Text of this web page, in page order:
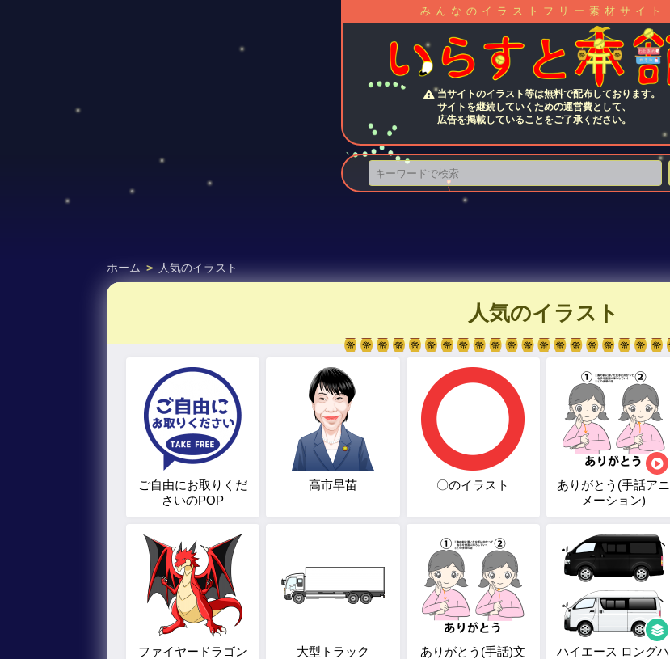
みんなのイラストフリー素材サイト
当サイトのイラスト等は無料で配布しております。
サイトを継続していくための運営費として、
広告を掲載していることをご了承ください。
ホーム > 人気のイラスト
人気のイラスト
ご自由にお取りくだ
さいのPOP
高市早苗 〇のイラスト
ありがとう(手話アニ
メーション)
ファイヤードラゴン 大型トラック
ありがとう(手話)文
ハイエース ロングハ